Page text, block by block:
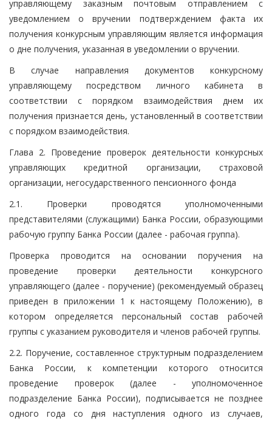
управляющему заказным почтовым отправлением с
уведомлением о вручении подтверждением факта их
получения конкурсным управляющим является информация
о дне получения, указанная в уведомлении о вручении.
В случае направления документов конкурсному
управляющему посредством личного кабинета в
соответствии с порядком взаимодействия днем их
получения признается день, установленный в соответствии
с порядком взаимодействия.
Глава 2. Проведение проверок деятельности конкурсных
управляющих кредитной организации, страховой
организации, негосударственного пенсионного фонда
2.1. Проверки проводятся уполномоченными
представителями (служащими) Банка России, образующими
рабочую группу Банка России (далее - рабочая группа).
Проверка проводится на основании поручения на
проведение проверки деятельности конкурсного
управляющего (далее - поручение) (рекомендуемый образец
приведен в приложении 1 к настоящему Положению), в
котором определяется персональный состав рабочей
группы с указанием руководителя и членов рабочей группы.
2.2. Поручение, составленное структурным подразделением
Банка России, к компетенции которого относится
проведение проверок (далее - уполномоченное
подразделение Банка России), подписывается не позднее
одного года со дня наступления одного из случаев,